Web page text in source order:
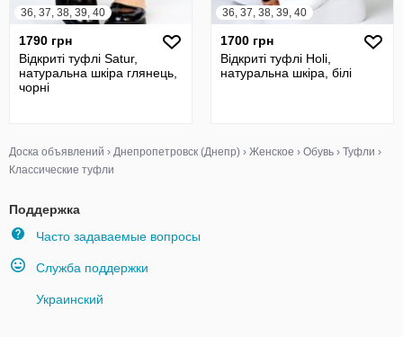
36, 37, 38, 39, 40
1790 грн
Відкриті туфлі Satur,
натуральна шкіра глянець,
чорні
36, 37, 38, 39, 40
1700 грн
Відкриті туфлі Holi,
натуральна шкіра, білі
Доска объявлений › Днепропетровск (Днепр) › Женское › Обувь › Туфли ›
Классические туфли
Поддержка
Часто задаваемые вопросы
Служба поддержки
Украинский